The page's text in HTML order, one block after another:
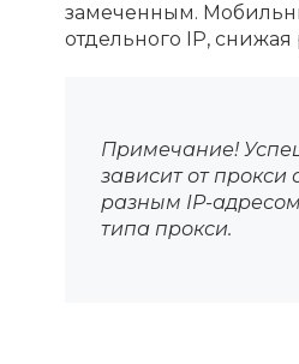
замеченным.
отдельного IP,
Примечание!
зависит от прокси
разным IP-
типа прокси.